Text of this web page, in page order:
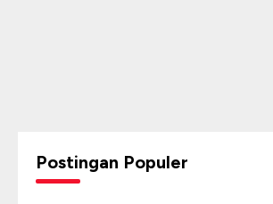
Postingan Populer